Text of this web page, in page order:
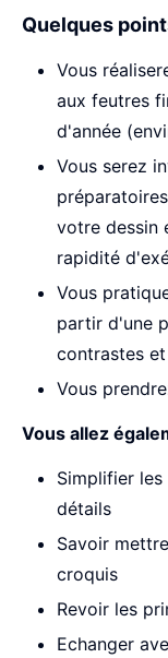
Quelques
Vous
aux feutres
d'année
Vous serez
votre dessin
rapidité
Vous
partir d'une
contrastes
Vous
Vous allez
Simplifier les
détails
Savoir
croquis
Revoir les
Echanger